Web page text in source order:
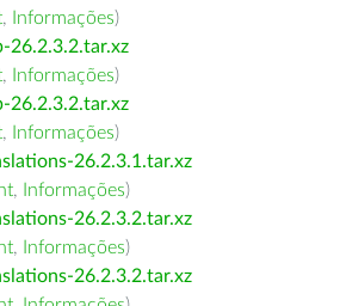
, Informações)
26.2.3.2.tar.xz
, Informações)
26.2.3.2.tar.xz
, Informações)
26.2.3.1.tar.xz
, Informações)
26.2.3.2.tar.xz
, Informações)
26.2.3.2.tar.xz